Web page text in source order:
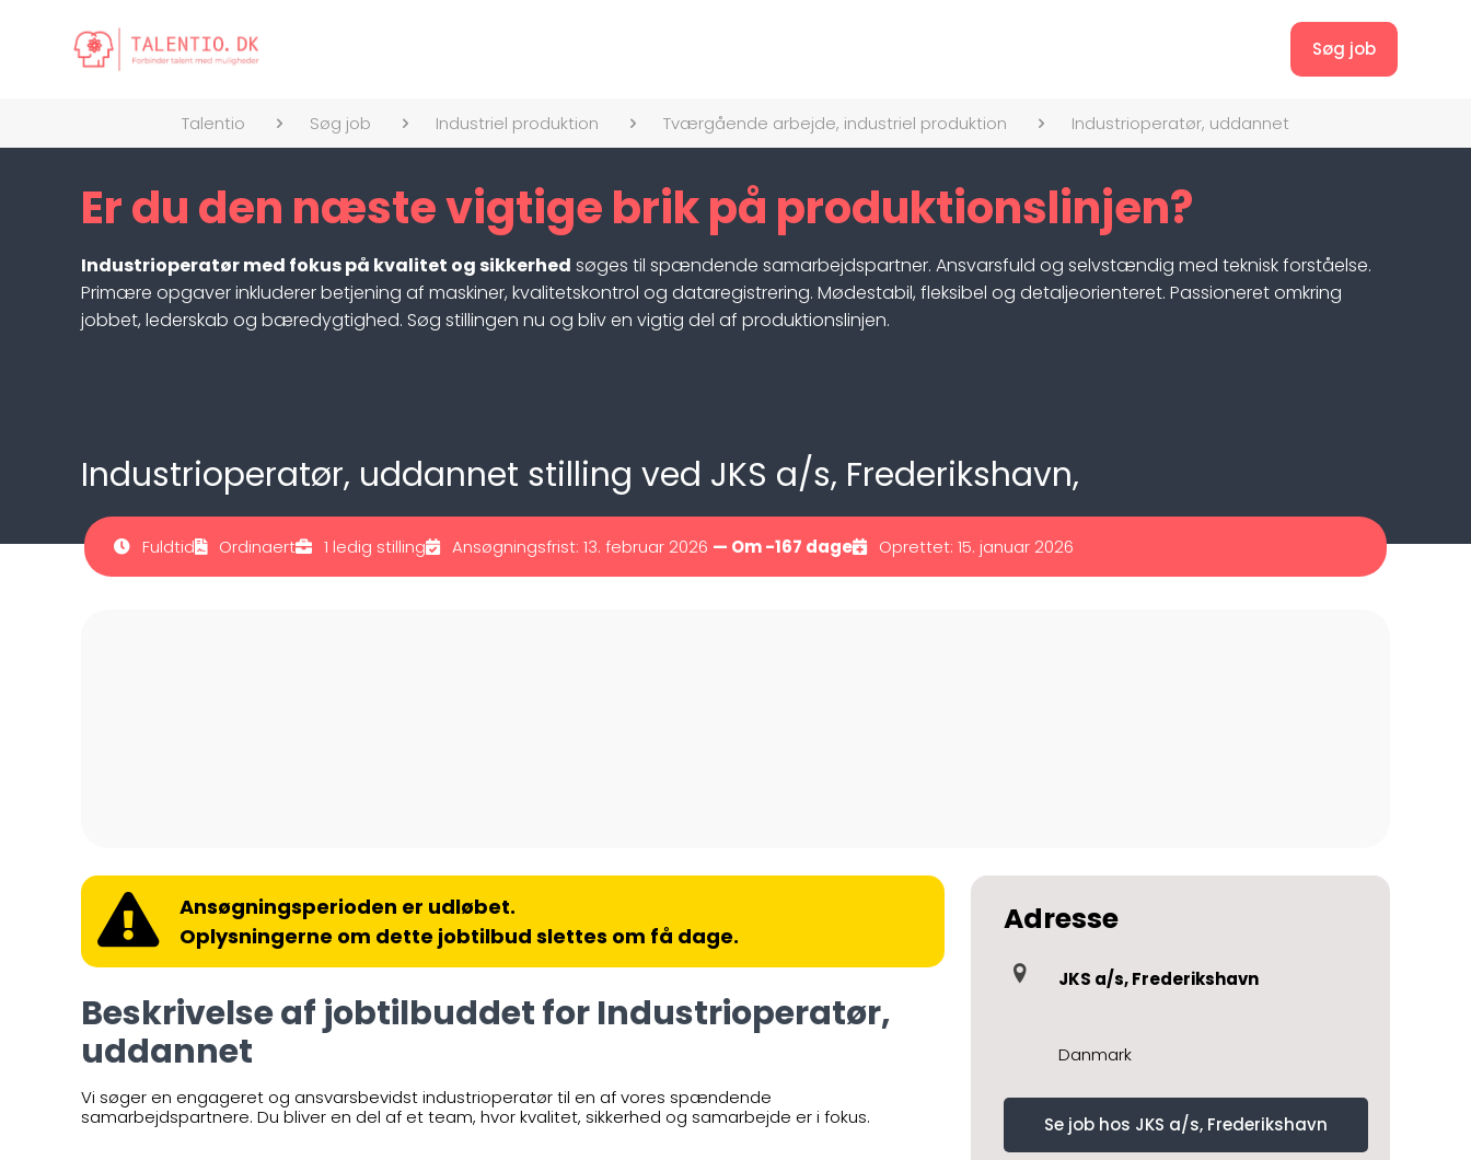
Søg job
Talentio Søg job Industriel produktion Tværgående arbejde, industriel produktion Industrioperatør, uddannet
Er du den næste vigtige brik på produktionslinjen?
Industrioperatør med fokus på kvalitet og sikkerhed søges til spændende samarbejdspartner. Ansvarsfuld og selvstændig med teknisk forståelse.
Primære opgaver inkluderer betjening af maskiner, kvalitetskontrol og dataregistrering. Mødestabil, fleksibel og detaljeorienteret. Passioneret omkring
jobbet, lederskab og bæredygtighed. Søg stillingen nu og bliv en vigtig del af produktionslinjen.
Industrioperatør, uddannet stilling ved JKS a/s, Frederikshavn,
Fuldtid Ordinaert 1 ledig stilling Ansøgningsfrist: 13. februar 2026 — Om -167 dage Oprettet: 15. januar 2026
Ansøgningsperioden er udløbet.
Oplysningerne om dette jobtilbud slettes om få dage.
Beskrivelse af jobtilbuddet for Industrioperatør,
uddannet
Vi søger en engageret og ansvarsbevidst industrioperatør til en af vores spændende
samarbejdspartnere. Du bliver en del af et team, hvor kvalitet, sikkerhed og samarbejde er i fokus.
Adresse
JKS a/s, Frederikshavn
Danmark
Se job hos JKS a/s, Frederikshavn